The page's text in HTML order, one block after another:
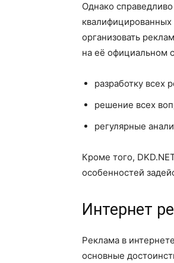
Однако
организовать
на её официальном
разработку всех
решение всех
регулярные
Кроме того,
особенностей
Интернет
Реклама в
основные